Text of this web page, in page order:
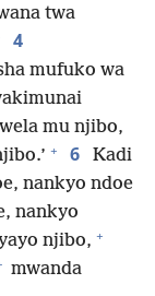
twa
4
mufuko wa
mu njibo,
+ 6
Kadi
nankyo ndoe
nankyo
njibo, +
mwanda